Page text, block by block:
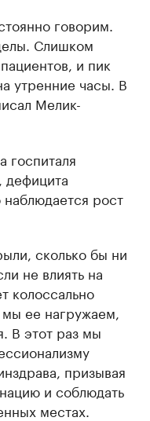
говорим.
Слишком
и пик
утренние часы. В
Мелик-
госпиталя
дефицита
рост
сколько бы ни
не влиять на
колоссально
ее нагружаем,
В этот раз мы
призывая
и соблюдать
местах.